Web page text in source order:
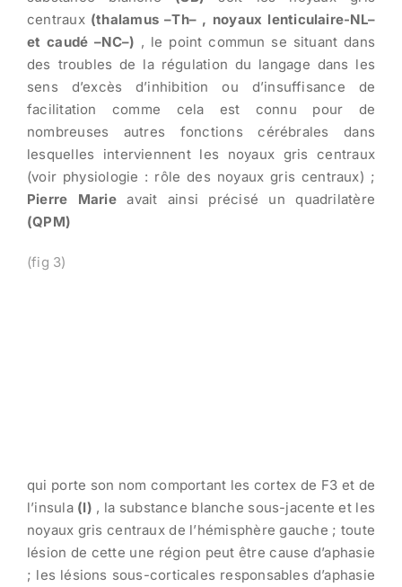
centraux (thalamus –Th– , noyaux lenticulaire-NL–
et caudé –NC–) , le point commun se situant dans
des troubles de la régulation du langage dans les
sens d’excès d’inhibition ou d’insuffisance de
facilitation comme cela est connu pour de
nombreuses autres fonctions cérébrales dans
lesquelles interviennent les noyaux gris centraux
(voir physiologie : rôle des noyaux gris centraux) ;
Pierre Marieavait ainsi précisé un quadrilatère
(QPM)
(fig 3)
qui porte son nom comportant les cortex de F3 et de
l’insula(I) , la substance blanche sous-jacente et les
noyaux gris centraux de l’hémisphère gauche ; toute
lésion de cette une région peut être cause d’aphasie
; les lésions sous-corticales responsables d’aphasie